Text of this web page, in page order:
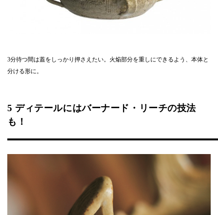
3分待つ間は蓋をしっかり押さえたい。火焔部分を重しにできるよう、本体と
分ける形に。
5 ディテールにはバーナード・リーチの技法
も！